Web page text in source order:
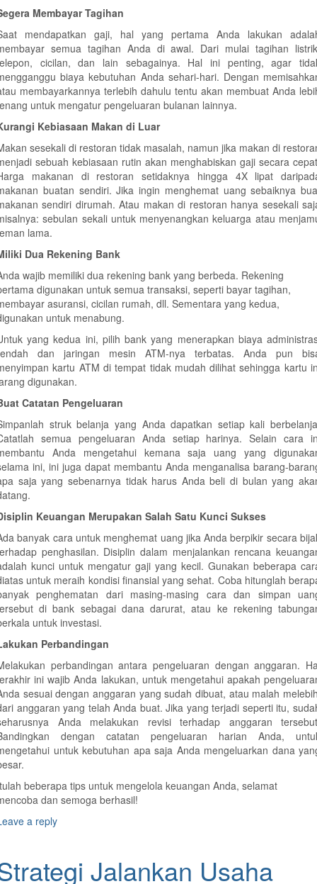
Membayar Tagihan
mendapatkan gaji, hal yang pertama Anda lakukan
semua tagihan Anda di awal. Dari mulai tagihan
cicilan, dan lain sebagainya. Hal ini penting, agar
biaya kebutuhan Anda sehari-hari. Dengan
membayarkannya terlebih dahulu tentu akan membuat Anda
untuk mengatur pengeluaran bulanan lainnya.
Kebiasaan Makan di Luar
sesekali di restoran tidak masalah, namun jika makan di
sebuah kebiasaan rutin akan menghabiskan gaji secara
makanan di restoran setidaknya hingga 4X lipat
buatan sendiri. Jika ingin menghemat uang sebaiknya
sendiri dirumah. Atau makan di restoran hanya sesekali
sebulan sekali untuk menyenangkan keluarga atau
lama.
Dua Rekening Bank
wajib memiliki dua rekening bank yang berbeda. Rekening
digunakan untuk semua transaksi, seperti bayar tagihan,
asuransi, cicilan rumah, dll. Sementara yang kedua,
untuk menabung.
yang kedua ini, pilih bank yang menerapkan biaya
dan jaringan mesin ATM-nya terbatas. Anda pun
kartu ATM di tempat tidak mudah dilihat sehingga kartu
digunakan.
Catatan Pengeluaran
struk belanja yang Anda dapatkan setiap kali
semua pengeluaran Anda setiap harinya. Selain cara
Anda mengetahui kemana saja uang yang
ini, ini juga dapat membantu Anda menganalisa barang-
saja yang sebenarnya tidak harus Anda beli di bulan yang
Keuangan Merupakan Salah Satu Kunci Sukses
banyak cara untuk menghemat uang jika Anda berpikir secara
penghasilan. Disiplin dalam menjalankan rencana
kunci untuk mengatur gaji yang kecil. Gunakan beberapa
untuk meraih kondisi finansial yang sehat. Coba hitunglah
penghematan dari masing-masing cara dan simpan
di bank sebagai dana darurat, atau ke rekening
untuk investasi.
Perbandingan
perbandingan antara pengeluaran dengan anggaran.
ini wajib Anda lakukan, untuk mengetahui apakah
sesuai dengan anggaran yang sudah dibuat, atau malah
anggaran yang telah Anda buat. Jika yang terjadi seperti itu,
Anda melakukan revisi terhadap anggaran
dengan catatan pengeluaran harian Anda,
untuk kebutuhan apa saja Anda mengeluarkan dana
beberapa tips untuk mengelola keuangan Anda, selamat
dan semoga berhasil!
a reply
Jalankan Usaha